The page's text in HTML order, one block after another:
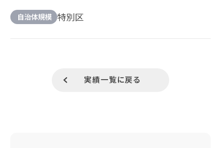
自治体規模 特別区
実績一覧に戻る